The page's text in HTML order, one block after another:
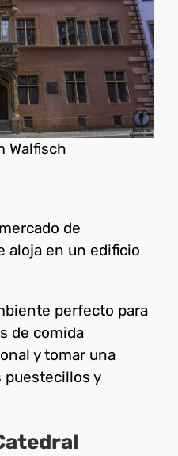
Walfisch
de
aloja en un edificio
perfecto para
de comida
y tomar una
y